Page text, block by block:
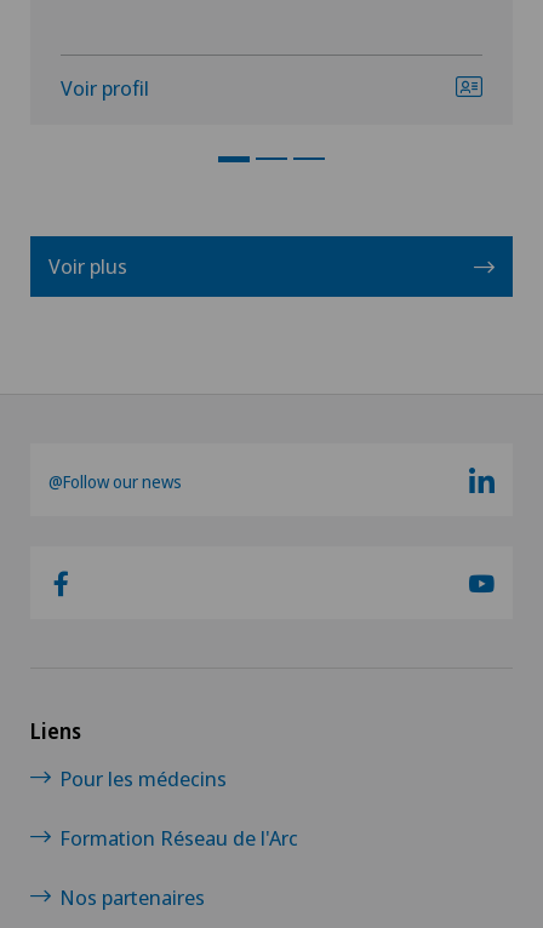
Voir profil
Voir plus
@Follow our news
Liens
Pour les médecins
Formation Réseau de l'Arc
Nos partenaires